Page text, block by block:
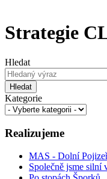
Strategie
Hledat
Hledat
Kategorie
Realizujeme
MAS - Dolní
Společně jsme